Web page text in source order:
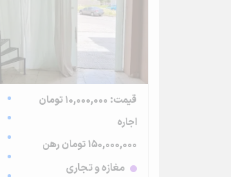
قیمت: 10,000,000 تومان
اجاره
150,000,000 تومان رهن
مغازه و تجاری